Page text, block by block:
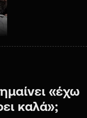
«έχω
καλά»;